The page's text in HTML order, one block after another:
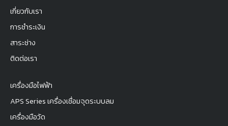
เกี่ยวกับเรา
การชำระเงิน
สาระช่าง
ติดต่อเรา
เครื่องมือไฟฟ้า
APS Series เครื่องเชื่อมจุดระบบลม
เครื่องมือวัด